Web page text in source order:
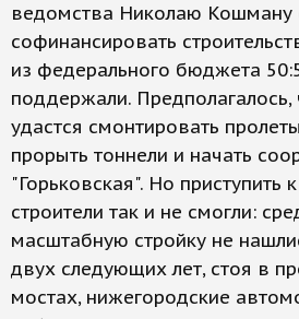
ведомства Николаю Кошману
софинансировать
из федерального бюджета
поддержали. Предполагалось,
удастся смонтировать
прорыть тоннели и начать
"Горьковская". Но приступить
строители так и не смогли:
масштабную стройку не
двух следующих лет, стоя в
мостах, нижегородские